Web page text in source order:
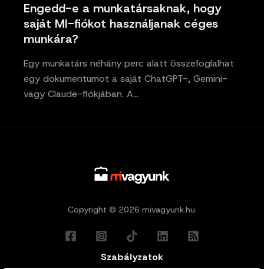
Engedd-e a munkatársaknak, hogy
saját MI-fiókot használjanak céges
munkára?
Egy munkatárs néhány perc alatt összefoglalhat
egy dokumentumot a saját ChatGPT-, Gemini-
vagy Claude-fiókjában. A…
Copyright © 2026 mivagyunk.hu.
Szabályzatok